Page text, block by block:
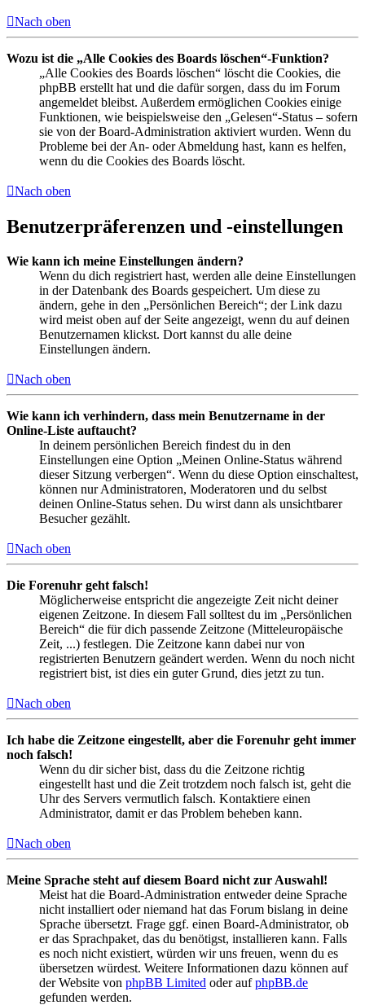
Nach oben
Wozu ist die „Alle Cookies des Boards löschen“-Funktion?
„Alle Cookies des Boards löschen“ löscht die Cookies, die
phpBB erstellt hat und die dafür sorgen, dass du im Forum
angemeldet bleibst. Außerdem ermöglichen Cookies einige
Funktionen, wie beispielsweise den „Gelesen“-Status – sofern
sie von der Board-Administration aktiviert wurden. Wenn du
Probleme bei der An- oder Abmeldung hast, kann es helfen,
wenn du die Cookies des Boards löscht.
Nach oben
Benutzerpräferenzen und -einstellungen
Wie kann ich meine Einstellungen ändern?
Wenn du dich registriert hast, werden alle deine Einstellungen
in der Datenbank des Boards gespeichert. Um diese zu
ändern, gehe in den „Persönlichen Bereich“; der Link dazu
wird meist oben auf der Seite angezeigt, wenn du auf deinen
Benutzernamen klickst. Dort kannst du alle deine
Einstellungen ändern.
Nach oben
Wie kann ich verhindern, dass mein Benutzername in der
Online-Liste auftaucht?
In deinem persönlichen Bereich findest du in den
Einstellungen eine Option „Meinen Online-Status während
dieser Sitzung verbergen“. Wenn du diese Option einschaltest,
können nur Administratoren, Moderatoren und du selbst
deinen Online-Status sehen. Du wirst dann als unsichtbarer
Besucher gezählt.
Nach oben
Die Forenuhr geht falsch!
Möglicherweise entspricht die angezeigte Zeit nicht deiner
eigenen Zeitzone. In diesem Fall solltest du im „Persönlichen
Bereich“ die für dich passende Zeitzone (Mitteleuropäische
Zeit, ...) festlegen. Die Zeitzone kann dabei nur von
registrierten Benutzern geändert werden. Wenn du noch nicht
registriert bist, ist dies ein guter Grund, dies jetzt zu tun.
Nach oben
Ich habe die Zeitzone eingestellt, aber die Forenuhr geht immer
noch falsch!
Wenn du dir sicher bist, dass du die Zeitzone richtig
eingestellt hast und die Zeit trotzdem noch falsch ist, geht die
Uhr des Servers vermutlich falsch. Kontaktiere einen
Administrator, damit er das Problem beheben kann.
Nach oben
Meine Sprache steht auf diesem Board nicht zur Auswahl!
Meist hat die Board-Administration entweder deine Sprache
nicht installiert oder niemand hat das Forum bislang in deine
Sprache übersetzt. Frage ggf. einen Board-Administrator, ob
er das Sprachpaket, das du benötigst, installieren kann. Falls
es noch nicht existiert, würden wir uns freuen, wenn du es
übersetzen würdest. Weitere Informationen dazu können auf
der Website von phpBB Limited oder aufphpBB.de
gefunden werden.